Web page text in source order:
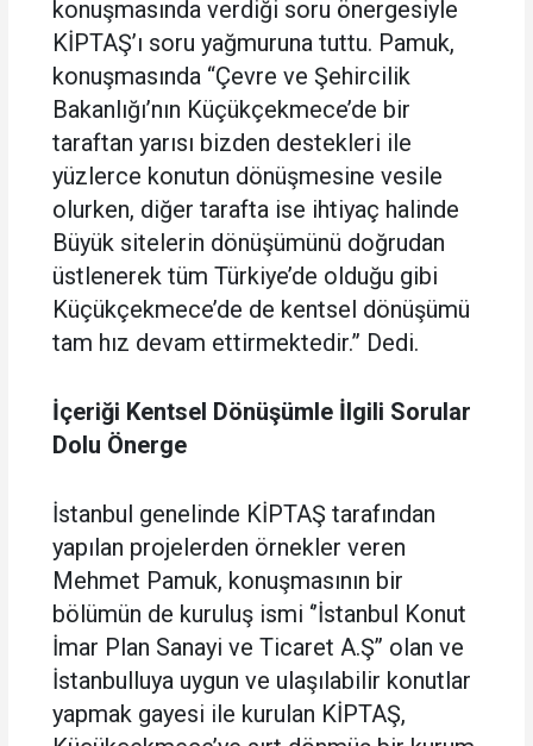
konuşmasında verdiği soru önergesiyle
KİPTAŞ’ı soru yağmuruna tuttu. Pamuk,
konuşmasında “Çevre ve Şehircilik
Bakanlığı’nın Küçükçekmece’de bir
taraftan yarısı bizden destekleri ile
yüzlerce konutun dönüşmesine vesile
olurken, diğer tarafta ise ihtiyaç halinde
Büyük sitelerin dönüşümünü doğrudan
üstlenerek tüm Türkiye’de olduğu gibi
Küçükçekmece’de de kentsel dönüşümü
tam hız devam ettirmektedir.” Dedi.
İçeriği Kentsel Dönüşümle İlgili Sorular
Dolu Önerge
İstanbul genelinde KİPTAŞ tarafından
yapılan projelerden örnekler veren
Mehmet Pamuk, konuşmasının bir
bölümün de kuruluş ismi ‘’İstanbul Konut
İmar Plan Sanayi ve Ticaret A.Ş’’ olan ve
İstanbulluya uygun ve ulaşılabilir konutlar
yapmak gayesi ile kurulan KİPTAŞ,